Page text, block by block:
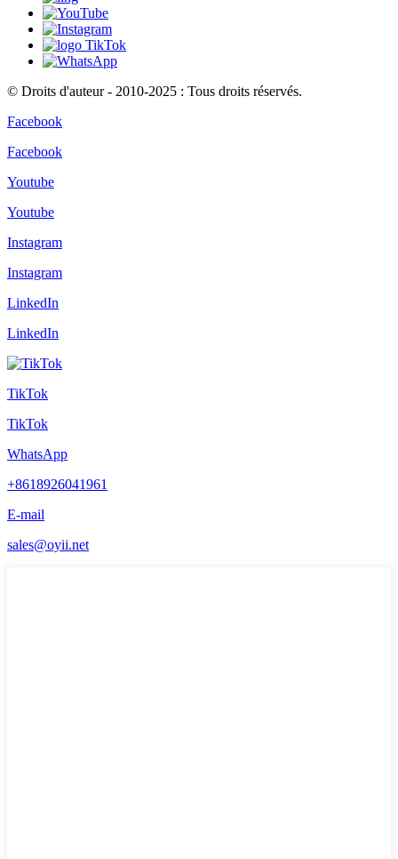
© Droits d'auteur - 2010-2025 : Tous droits réservés.
Facebook
Facebook
Youtube
Youtube
Instagram
Instagram
LinkedIn
LinkedIn
TikTok
TikTok
WhatsApp
+8618926041961
E-mail
sales@oyii.net